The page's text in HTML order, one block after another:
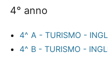
4° anno
4^ A - TURISMO -
4^ B - TURISMO -